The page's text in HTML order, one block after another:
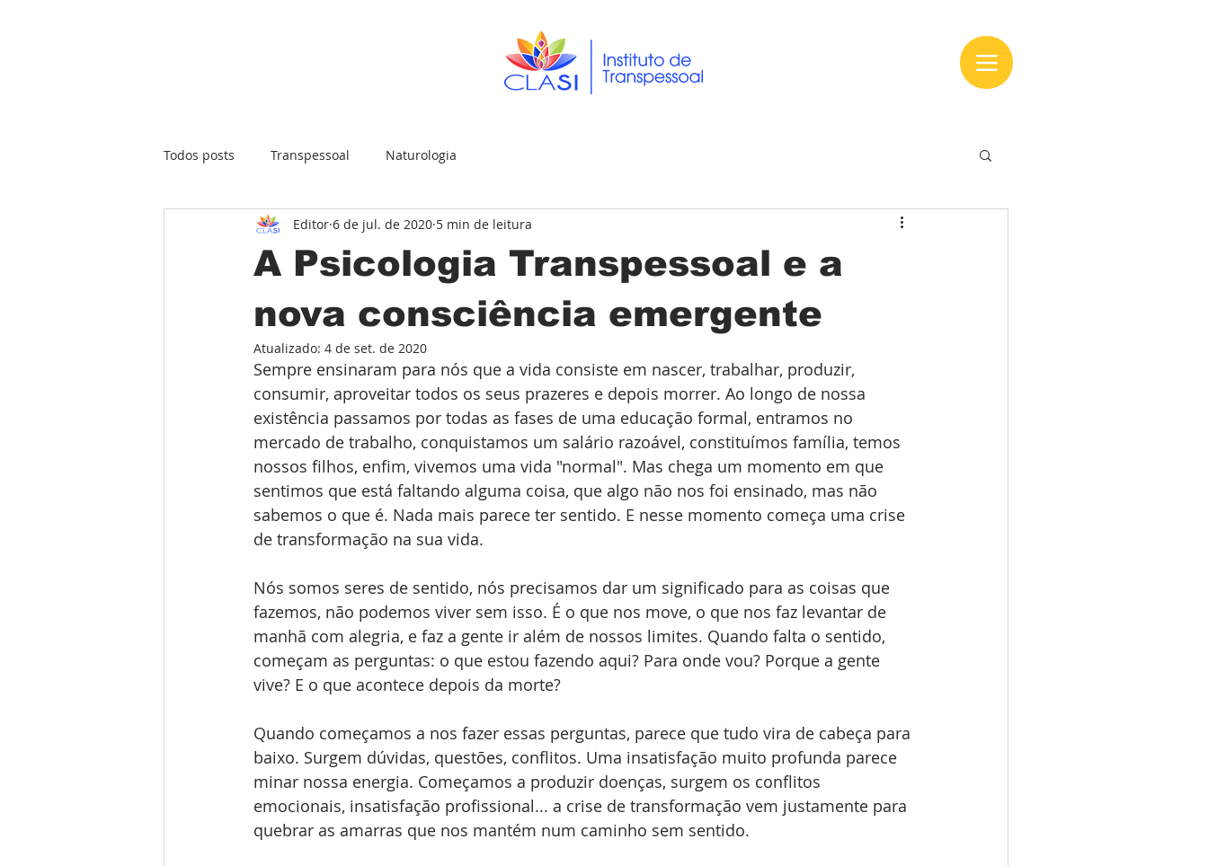
Todos posts Transpessoal Naturologia
A Psicologia Transpessoal e a
nova consciência emergente
Editor 6 de jul. de 2020 5 min de leitura
Atualizado: 4 de set. de 2020
Sempre ensinaram para nós que a vida consiste em nascer, trabalhar, produzir,
consumir, aproveitar todos os seus prazeres e depois morrer. Ao longo de nossa
existência passamos por todas as fases de uma educação formal, entramos no
mercado de trabalho, conquistamos um salário razoável, constituímos família, temos
nossos filhos, enfim, vivemos uma vida "normal". Mas chega um momento em que
sentimos que está faltando alguma coisa, que algo não nos foi ensinado, mas não
sabemos o que é. Nada mais parece ter sentido. E nesse momento começa uma crise
de transformação na sua vida.
Nós somos seres de sentido, nós precisamos dar um significado para as coisas que
fazemos, não podemos viver sem isso. É o que nos move, o que nos faz levantar de
manhã com alegria, e faz a gente ir além de nossos limites. Quando falta o sentido,
começam as perguntas: o que estou fazendo aqui? Para onde vou? Porque a gente
vive? E o que acontece depois da morte?
Quando começamos a nos fazer essas perguntas, parece que tudo vira de cabeça para
baixo. Surgem dúvidas, questões, conflitos. Uma insatisfação muito profunda parece
minar nossa energia. Começamos a produzir doenças, surgem os conflitos
emocionais, insatisfação profissional... a crise de transformação vem justamente para
quebrar as amarras que nos mantém num caminho sem sentido.